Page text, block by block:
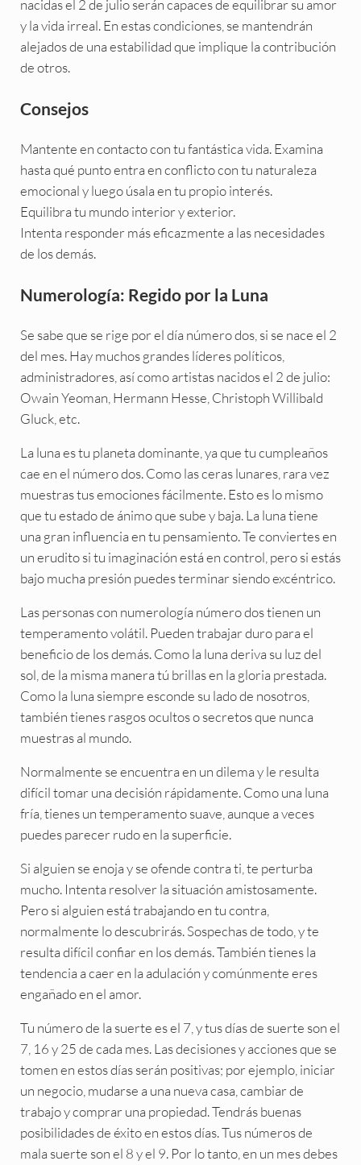
nacidas el 2 de julio serán capaces de equilibrar su amor
y la vida irreal. En estas condiciones, se mantendrán
alejados de una estabilidad que implique la contribución
de otros.
Consejos
Mantente en contacto con tu fantástica vida. Examina
hasta qué punto entra en conflicto con tu naturaleza
emocional y luego úsala en tu propio interés.
Equilibra tu mundo interior y exterior.
Intenta responder más eficazmente a las necesidades
de los demás.
Numerología: Regido por la Luna
Se sabe que se rige por el día número dos, si se nace el 2
del mes. Hay muchos grandes líderes políticos,
administradores, así como artistas nacidos el 2 de julio:
Owain Yeoman, Hermann Hesse, Christoph Willibald
Gluck, etc.
La luna es tu planeta dominante, ya que tu cumpleaños
cae en el número dos. Como las ceras lunares, rara vez
muestras tus emociones fácilmente. Esto es lo mismo
que tu estado de ánimo que sube y baja. La luna tiene
una gran influencia en tu pensamiento. Te conviertes en
un erudito si tu imaginación está en control, pero si estás
bajo mucha presión puedes terminar siendo excéntrico.
Las personas con numerología número dos tienen un
temperamento volátil. Pueden trabajar duro para el
beneficio de los demás. Como la luna deriva su luz del
sol, de la misma manera tú brillas en la gloria prestada.
Como la luna siempre esconde su lado de nosotros,
también tienes rasgos ocultos o secretos que nunca
muestras al mundo.
Normalmente se encuentra en un dilema y le resulta
difícil tomar una decisión rápidamente. Como una luna
fría, tienes un temperamento suave, aunque a veces
puedes parecer rudo en la superficie.
Si alguien se enoja y se ofende contra ti, te perturba
mucho. Intenta resolver la situación amistosamente.
Pero si alguien está trabajando en tu contra,
normalmente lo descubrirás. Sospechas de todo, y te
resulta difícil confiar en los demás. También tienes la
tendencia a caer en la adulación y comúnmente eres
engañado en el amor.
Tu número de la suerte es el 7, y tus días de suerte son el
7, 16 y 25 de cada mes. Las decisiones y acciones que se
tomen en estos días serán positivas; por ejemplo, iniciar
un negocio, mudarse a una nueva casa, cambiar de
trabajo y comprar una propiedad. Tendrás buenas
posibilidades de éxito en estos días. Tus números de
mala suerte son el 8 y el 9. Por lo tanto, en un mes debes